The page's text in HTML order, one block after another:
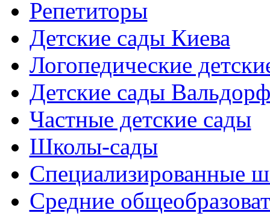
Репетиторы
Детские сады Киева
Логопедические
Детские сады
Частные детские сады
Школы-сады
Cпециализированные
Cредние